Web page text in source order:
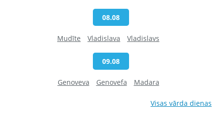
08.08
Mudīte Vladislava Vladislavs
09.08
Genoveva Genovefa Madara
Visas vārda dienas